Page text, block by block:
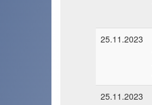
25.11.2023
25.11.2023